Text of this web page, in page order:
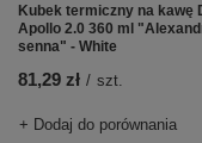
Kubek termiczny na kawę
Apollo 2.0 360 ml
senna" - White
81,29 zł / szt.
+ Dodaj do porównania